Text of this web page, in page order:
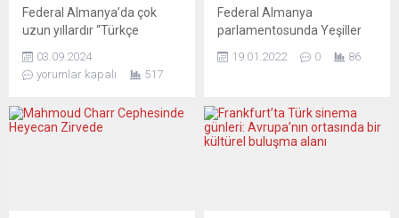
Federal Almanya’da çok
uzun yıllardır “Türkçe
Yeni Posta
(www.yeniposta.de)
yönetmenliğini sürdüren Işın
Ertürk, bu ülkedeki siyaset
03.09.2024
yorumlar kapalı
517
Federal Almanya
parlamentosunda Yeşiller
Lucks, AİHM kararına
Konseyi’ni harekete
geçmeye çağırdı. Alman
19.01.2022 0 86